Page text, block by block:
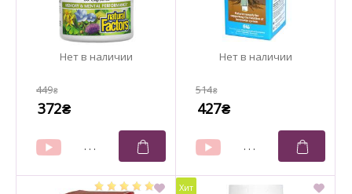
449₴
372₴
514₴
427₴